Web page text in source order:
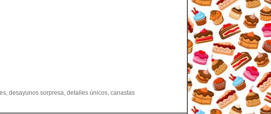
desayunos sorpresa, detalles únicos, canastas